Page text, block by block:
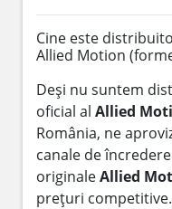
Cine este
Allied Motion
Deși nu suntem
oficial al Allied
România, ne
canale de
originaleAllied
prețuri competitive.